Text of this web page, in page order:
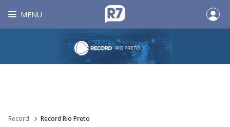
MENU
Record Record Rio Preto